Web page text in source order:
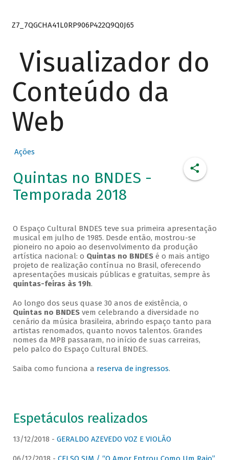
Z7_7QGCHA41L0RP906P422Q9Q0J65
Visualizador do
Conteúdo da
Web
Ações
Quintas no BNDES -
Temporada 2018
O Espaço Cultural BNDES teve sua primeira apresentação
musical em julho de 1985. Desde então, mostrou-se
pioneiro no apoio ao desenvolvimento da produção
artística nacional: o Quintas no BNDESé o mais antigo
projeto de realização contínua no Brasil, oferecendo
apresentações musicais públicas e gratuitas, sempre às
quintas-feiras às 19h.
Ao longo dos seus quase 30 anos de existência, o
Quintas no BNDESvem celebrando a diversidade no
cenário da música brasileira, abrindo espaço tanto para
artistas renomados, quanto novos talentos. Grandes
nomes da MPB passaram, no início de suas carreiras,
pelo palco do Espaço Cultural BNDES.
Saiba como funciona a reserva de ingressos.
Espetáculos realizados
13/12/2018 - GERALDO AZEVEDO VOZ E VIOLÃO